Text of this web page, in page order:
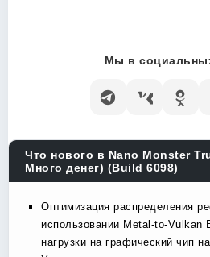
Мы в
Что нового в Nano Monster
Много денег) (Build 6098)
Оптимизация распределения
использовании Metal-to-Vulkan
нагрузки на графический чип